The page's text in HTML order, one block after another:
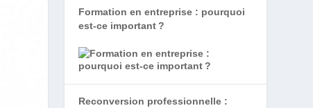
Formation en entreprise : pourquoi
est-ce important ?
Reconversion professionnelle :